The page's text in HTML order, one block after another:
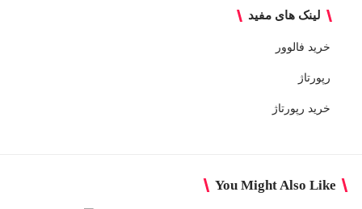
لینک های مفید
خرید فالوور
رپورتاژ
خرید رپورتاژ
You Might Also Like